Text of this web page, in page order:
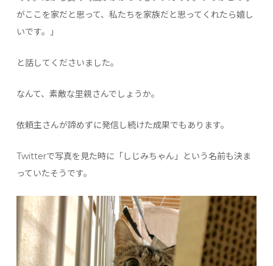
がここを家だと思って、私たちを家族だと思ってくれたら嬉し
いです。」
と話してくださいました。
なんて、素敵な里親さんでしょうか。
依頼主さんが諦めずに発信し続けた成果でもあります。
Twitterで写真を見た時に「しじみちゃん」という名前も決ま
っていたそうです。